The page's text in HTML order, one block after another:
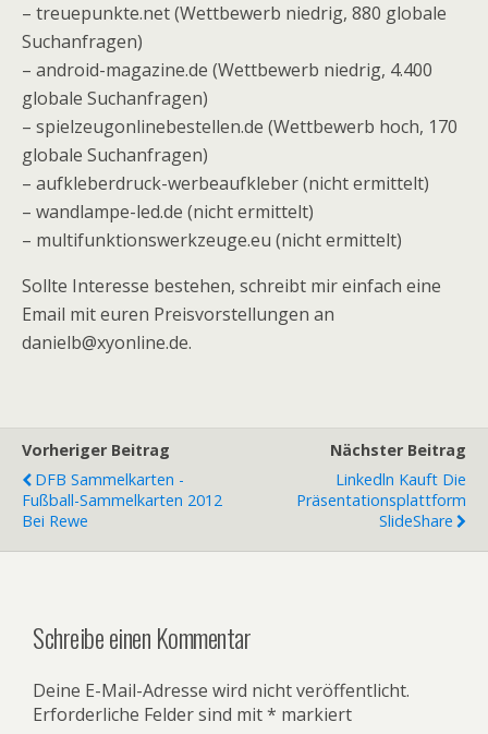
– treuepunkte.net (Wettbewerb niedrig, 880 globale
Suchanfragen)
– android-magazine.de (Wettbewerb niedrig, 4.400
globale Suchanfragen)
– spielzeugonlinebestellen.de (Wettbewerb hoch, 170
globale Suchanfragen)
– aufkleberdruck-werbeaufkleber (nicht ermittelt)
– wandlampe-led.de (nicht ermittelt)
– multifunktionswerkzeuge.eu (nicht ermittelt)
Sollte Interesse bestehen, schreibt mir einfach eine
Email mit euren Preisvorstellungen an
danielb@xyonline.de.
Vorheriger Beitrag
DFB Sammelkarten -
Fußball-Sammelkarten 2012
Bei Rewe
Nächster Beitrag
Linkedln Kauft Die
Präsentationsplattform
SlideShare
Schreibe einen Kommentar
Deine E-Mail-Adresse wird nicht veröffentlicht.
Erforderliche Felder sind mit* markiert